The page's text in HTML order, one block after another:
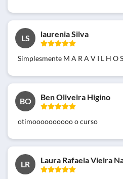
LS laurenia Silva
Simplesmente M A R A V I L H
BO Ben Oliveira Higino
otimoooooooooo o curso
LR Laura Rafaela Vieira